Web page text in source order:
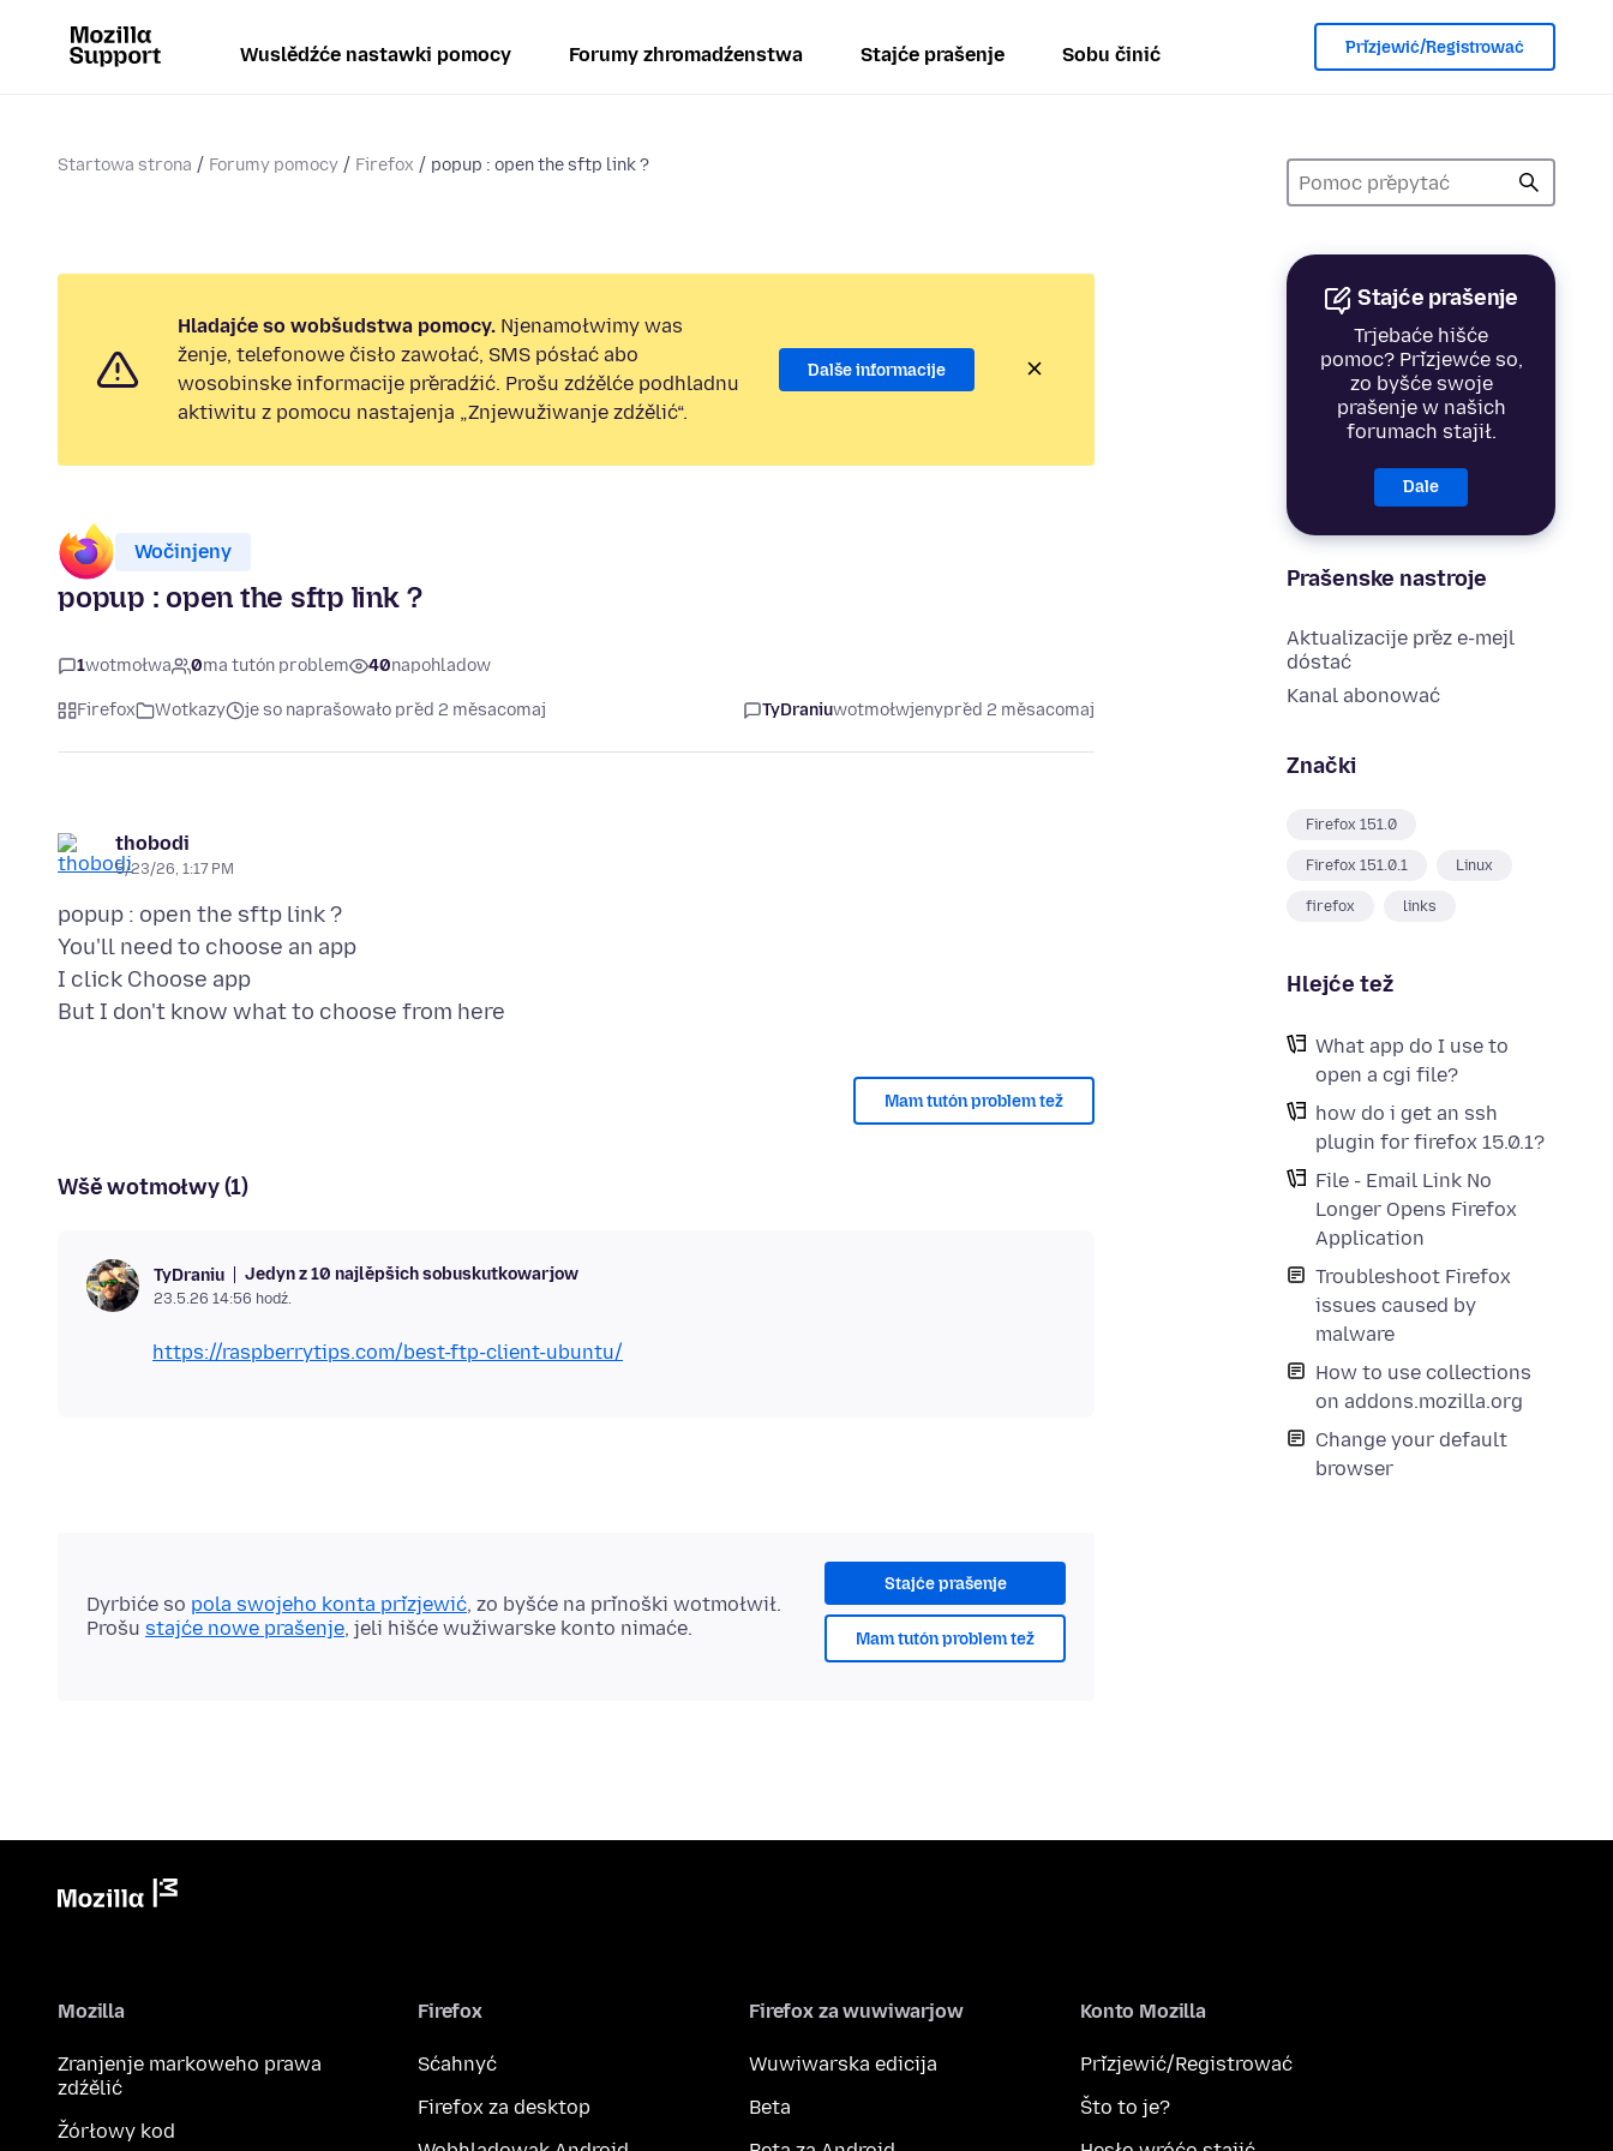
Wuslědźće nastawki pomocy Forumy zhromadźenstwa Stajće prašenje Sobu činić Přizjewić/Registrować
Startowa strona Forumy pomocy Firefox popup : open the sftp link ?
Stajće prašenje
Trjebaće hišće
pomoc? Přizjewće so,
zo byšće swoje
prašenje w našich
forumach stajił.
Dale
Prašenske nastroje
Aktualizacije přez e-mejl
dóstać
Kanal abonować
Znački
Firefox 151.0
Firefox 151.0.1 Linux
firefox links
Hlejće tež
What app do I use to
open a cgi file?
how do i get an ssh
plugin for firefox 15.0.1?
File - Email Link No
Longer Opens Firefox
Application
Troubleshoot Firefox
issues caused by
malware
How to use collections
on addons.mozilla.org
Change your default
browser
Hladajće so wobšudstwa pomocy. Njenamołwimy was
ženje, telefonowe čisło zawołać, SMS pósłać abo
wosobinske informacije přeradźić. Prošu zdźělće podhladnu
aktiwitu z pomocu nastajenja „Znjewužiwanje zdźělić“.
Dalše informacije
Wočinjeny
popup : open the sftp link ?
1wotmołwa 0ma tutón problem 40napohladow
Firefox Wotkazy je so naprašowało před 2 měsacomaj TyDraniuwotmołwjenypřed 2 měsacomaj
thobodi
5/23/26, 1:17 PM
popup : open the sftp link ?
You'll need to choose an app
I click Choose app
Mam tutón problem tež
Wšě wotmołwy (1)
TyDraniu Jedyn z 10 najlěpšich sobuskutkowarjow
23.5.26 14:56 hodź.
https://raspberrytips.com/best-ftp-client-ubuntu/
Stajće prašenje
Mam tutón problem tež
Dyrbiće so pola swojeho konta přizjewić, zo byšće na přinoški wotmołwił.
Prošu stajće nowe prašenje, jeli hišće wužiwarske konto nimaće.
Mozilla
Zranjenje markoweho prawa
zdźělić
Žórłowy kod
Firefox
Sćahnyć
Firefox za desktop
Firefox za wuwiwarjow
Wuwiwarska edicija
Beta
Konto Mozilla
Přizjewić/Registrować
Što to je?